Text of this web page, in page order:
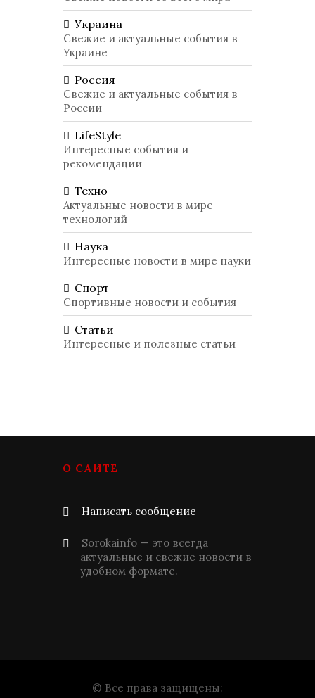
Украина
Свежие и актуальные события в
Украине
Россия
Свежие и актуальные события в
России
LifeStyle
Интересные события и
рекомендации
Техно
Актуальные новости в мире
технологий
Наука
Интересные новости в мире науки
Спорт
Спортивные новости и события
Статьи
Интересные и полезные статьи
О САЙТЕ
Написать сообщение
Sorokainfo — это всегда
актуальные и свежие новости в
удобном формате.
© Все права защищены: